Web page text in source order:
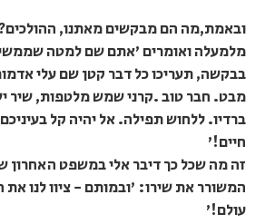
ובאמת,מה הם מבקשים מאתנו, ההולכים?
מלמעלה ואומרים 'אתם שם למטה
בבקשה, תעריכו כל דבר קטן שם עלי
מבט. חבר טוב .קרני שמש מלטפות, שיר
ברדיו. ללחוש תפילה. אל יהיה קל
חיים!'
זה מה שכל כך דיבר אלי במשפט האחרון
המשורר את שירו: 'ובמותם - ציוו לנו את
עולם!'